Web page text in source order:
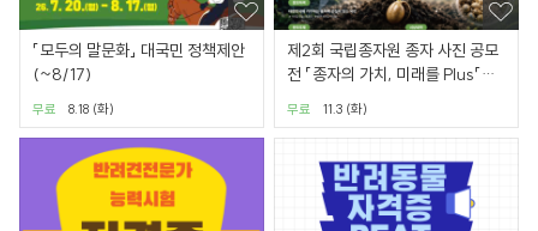
「모두의 말문화」 대국민 정책제안
(~8/17)
8.18 (화)
무료
제2회 국립종자원 종자 사진 공모
전 「종자의 가치, 미래를 Plus「+」
하다」(~9/13)
11.3 (화)
무료